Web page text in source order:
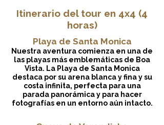
Itinerario del tour en 4x4 (4
horas)
Playa de Santa Monica
Nuestra aventura comienza en una de
las playas más emblemáticas de Boa
Vista. La Playa de Santa Monica
destaca por su arena blanca y fina y su
costa infinita, perfecta para una
parada panorámica y para hacer
fotografías en un entorno aún intacto.